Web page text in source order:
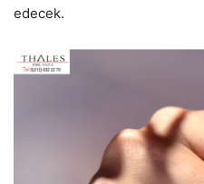
edecek.